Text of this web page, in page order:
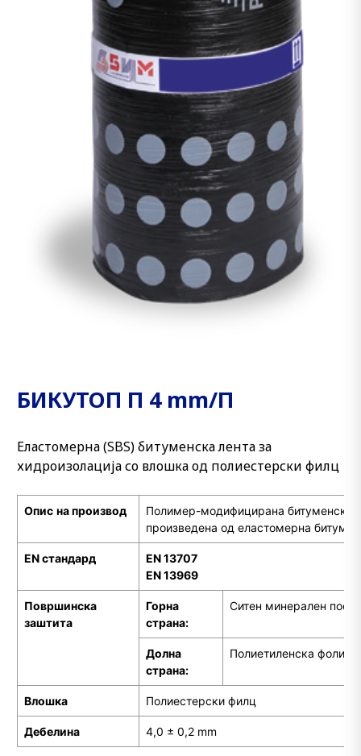
БИКУТОП П 4 mm/П
Еластомерна (SBS) битуменска лента за
хидроизолација со влошка од полиестерски филц
Опис на производ
Полимер-модифицирана битуменска
произведена од еластомерна
EN стандард
EN 13707
EN 13969
Површинска
заштита
Горна
страна:
Ситен минерален посип
Долна
страна:
Полиетиленска фолија
Влошка Полиестерски филц
Дебелина 4,0 ± 0,2 mm